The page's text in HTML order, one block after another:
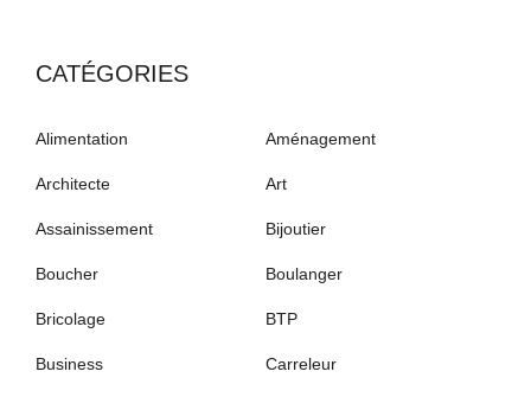
CATÉGORIES
Alimentation Aménagement
Architecte Art
Assainissement Bijoutier
Boucher Boulanger
Bricolage BTP
Business Carreleur